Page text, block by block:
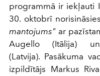
programmā ir iekļauti
30. oktobrī
mantojums" ar
Augello (Itālija)
(Latvija). Pasākuma
izpildītājs Markus